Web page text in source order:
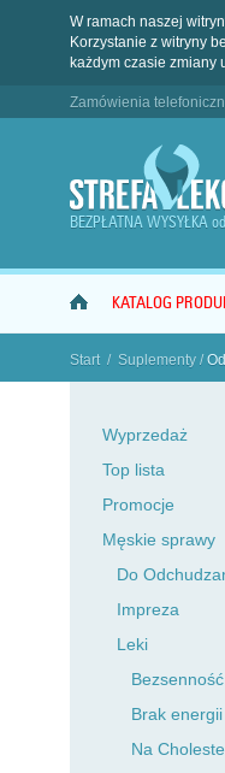
W ramach naszej
Korzystanie z witryny
każdym czasie zmiany
Zamówienia
BEZPŁATNA WYSYŁKA
KATALOG
Start / Suplementy /
Wyprzedaż
Top lista
Promocje
Męskie sprawy
Do
Impreza
Leki
Bezsenność
Brak energii
Na